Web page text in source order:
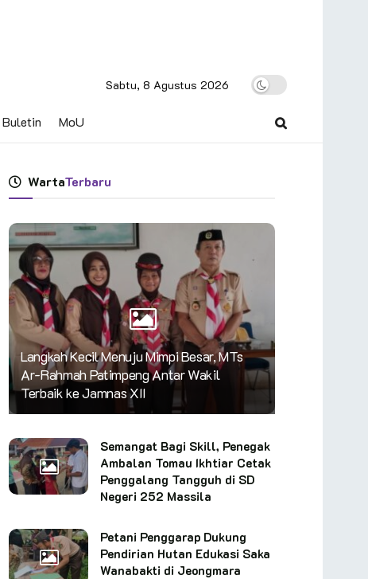
Sabtu, 8 Agustus 2026
Buletin MoU
WartaTerbaru
Langkah Kecil Menuju Mimpi Besar, MTs
Ar-Rahmah Patimpeng Antar Wakil
Terbaik ke Jamnas XII
Semangat Bagi Skill, Penegak
Ambalan Tomau Ikhtiar Cetak
Penggalang Tangguh di SD
Negeri 252 Massila
Petani Penggarap Dukung
Pendirian Hutan Edukasi Saka
Wanabakti di Jeongmara